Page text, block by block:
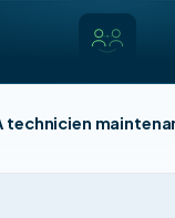
technicien